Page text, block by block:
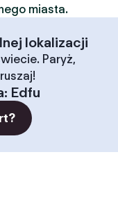
miasta.
lokalizacji
Paryż,
: Edfu